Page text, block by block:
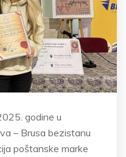
godine u
– Brusa bezistanu
poštanske marke